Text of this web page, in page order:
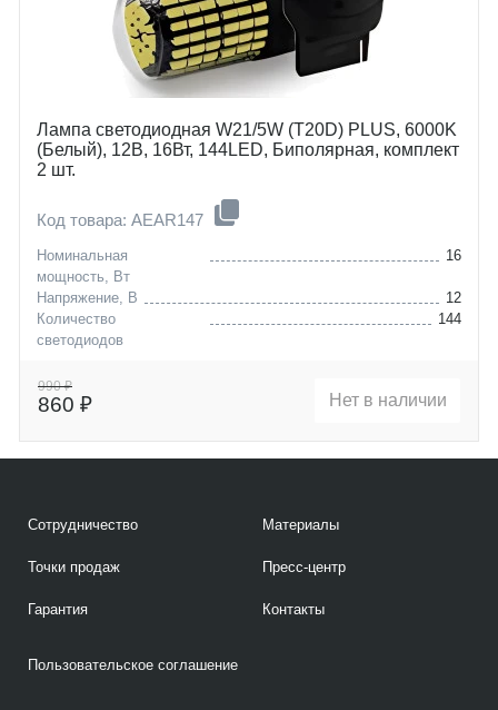
Лампа светодиодная W21/5W (T20D) PLUS, 6000K
(Белый), 12В, 16Вт, 144LED, Биполярная, комплект
2 шт.
Код товара: AEAR147
Номинальная
мощность, Вт
16
Напряжение, В
12
Количество
светодиодов
144
990 ₽
860 ₽ Нет в наличии
Сотрудничество
Точки продаж
Гарантия
Материалы
Пресс-центр
Контакты
Пользовательское соглашение